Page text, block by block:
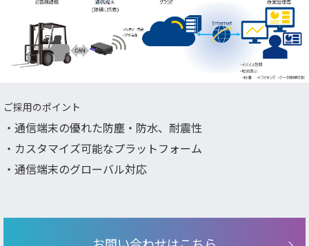
ご採用のポイント
・通信端末の優れた防塵・防水、耐震性
・カスタマイズ可能なプラットフォーム
・通信端末のグローバル対応